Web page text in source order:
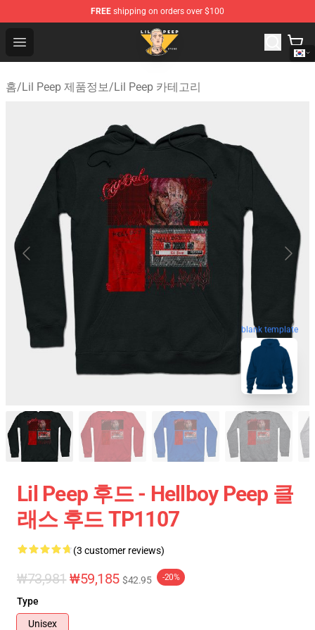
FREE shipping on orders over $100
Open menu
Lil Peep Store - Official Lil Peep Merchandise Shop
홈/Lil Peep 제품정보/Lil Peep 카테고리
blank template
Lil Peep 후드 - Hellboy Peep 클
래스 후드 TP1107
(3 customer reviews)
₩73,981 ₩59,185 $42.95 -20%
Type
Unisex